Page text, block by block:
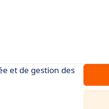
et de gestion des